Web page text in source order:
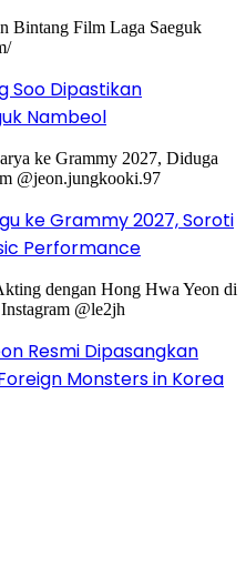
Soo Dipastikan
Nambeol
ke Grammy 2027, Soroti
Performance
Resmi Dipasangkan
Monsters in Korea